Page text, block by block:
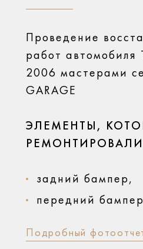
Проведение
работ автомобиля
2006 мастерами
GARAGE
ЭЛЕМЕНТЫ,
задний бампер,
передний
Подробный